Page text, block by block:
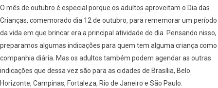
O mês de outubro é especial porque os adultos aproveitam o Dia das
Crianças, comemorado dia 12 de outubro, para rememorar um período
da vida em que brincar era a principal atividade do dia. Pensando nisso,
preparamos algumas indicações para quem tem alguma criança como
companhia diária. Mas os adultos também podem agendar as outras
indicações que dessa vez são para as cidades de Brasília, Belo
Horizonte, Campinas, Fortaleza, Rio de Janeiro e São Paulo.